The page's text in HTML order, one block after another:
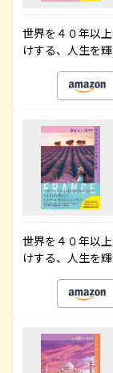
世界を４０年以
けする、人生を
世界を４０年以
けする、人生を